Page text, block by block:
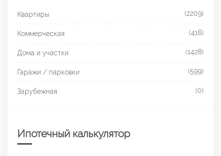
Квартиры (2209)
Коммерческая (416)
Дома и участки (1428)
Гаражи / парковки (599)
Зарубежная (0)
Ипотечный калькулятор